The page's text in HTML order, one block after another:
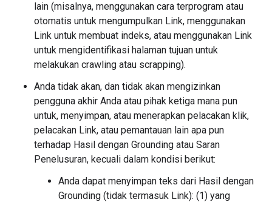
lain (misalnya, menggunakan cara terprogram atau
otomatis untuk mengumpulkan Link, menggunakan
Link untuk membuat indeks, atau menggunakan Link
untuk mengidentifikasi halaman tujuan untuk
melakukan crawling atau scrapping).
Anda tidak akan, dan tidak akan mengizinkan
pengguna akhir Anda atau pihak ketiga mana pun
untuk, menyimpan, atau menerapkan pelacakan klik,
pelacakan Link, atau pemantauan lain apa pun
terhadap Hasil dengan Grounding atau Saran
Penelusuran, kecuali dalam kondisi berikut:
Anda dapat menyimpan teks dari Hasil dengan
Grounding (tidak termasuk Link): (1) yang